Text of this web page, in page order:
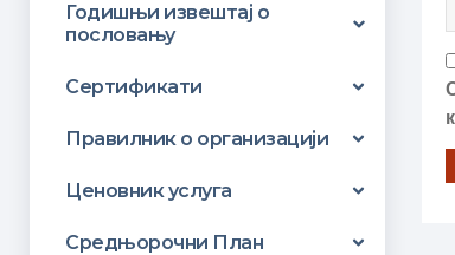
Годишњи извештај о
пословању
Сертификати
Правилник о организацији
Ценовник услуга
Средњорочни План